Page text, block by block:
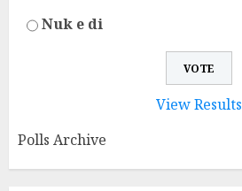
Nuk e di
View Results
Polls Archive